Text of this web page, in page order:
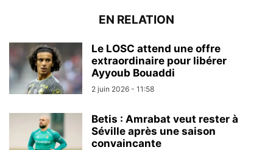
EN RELATION
Le LOSC attend une offre
extraordinaire pour libérer
Ayyoub Bouaddi
2 juin 2026 - 11:58
Betis : Amrabat veut rester à
Séville après une saison
convaincante